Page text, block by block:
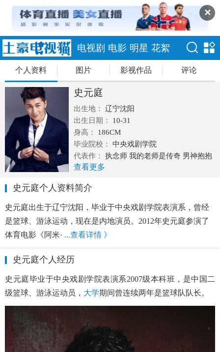
✕
电视剧 电影 明星 花絮
个人资料 图片 影视作品 评论
史元庭
出生地：
辽宁沈阳
出生日期：
10-31
身高：
186CM
毕业院校：
中央戏剧学院
代表作：
执念师 我的老师是传奇 男神抱抱
校园篮球风云 我的灵界女友
查看更多
史元庭个人资料简介
史元庭出生于辽宁沈阳，毕业于中央戏剧学院表演系，曾经
是篮球、游泳运动，现在是内地演员。2012年史元庭参演了
体育电影《阿米· ...查看详情 》
史元庭个人经历
史元庭毕业于中央戏剧学院表演系2007级本科班，是中国二
级篮球、游泳运动员， 大学期间曾连续两年是篮球队队长。